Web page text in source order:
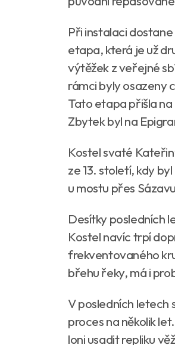
Při instalaci
etapa, která je už
výtěžek z veřejné
rámci byly osazeny
Tato etapa přišla na
Zbytek byl na
Kostel svaté
ze 13. století, kdy
u mostu přes
Desítky posledních
Kostel navíc trpí
frekventovaného
břehu řeky, má i
V posledních letech
proces na několik
loni usadit repliku